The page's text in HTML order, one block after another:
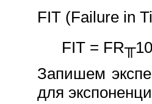
FIT (Failure in
FIT = FR╥10
Запишем
для